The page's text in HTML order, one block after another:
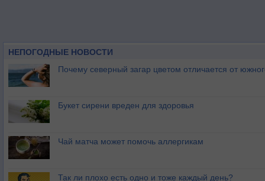
НЕПОГОДНЫЕ НОВОСТИ
Почему северный загар цветом отличается от
Букет сирени вреден для здоровья
Чай матча может помочь аллергикам
Так ли плохо есть одно и тоже каждый день?